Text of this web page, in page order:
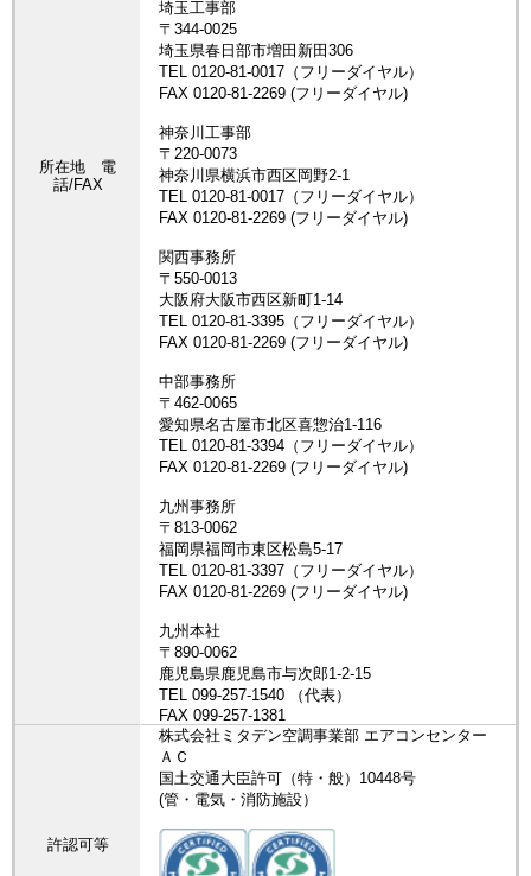
所在地 電
話/FAX
許認可等
株式会社ミタデン空調事業部 エアコンセンター
ＡＣ
国土交通大臣許可（特・般）10448号
(管・電気・消防施設）